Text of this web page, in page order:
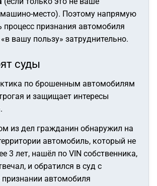
место). Поэтому напрямую
процесс признания автомобиля
вашу пользу» затруднительно.
суды
по брошенным автомобилям
и защищает интересы
из дел гражданин обнаружил на
автомобиль, который не
3 лет, нашёл по VIN собственника,
и обратился в суд с
автомобиля